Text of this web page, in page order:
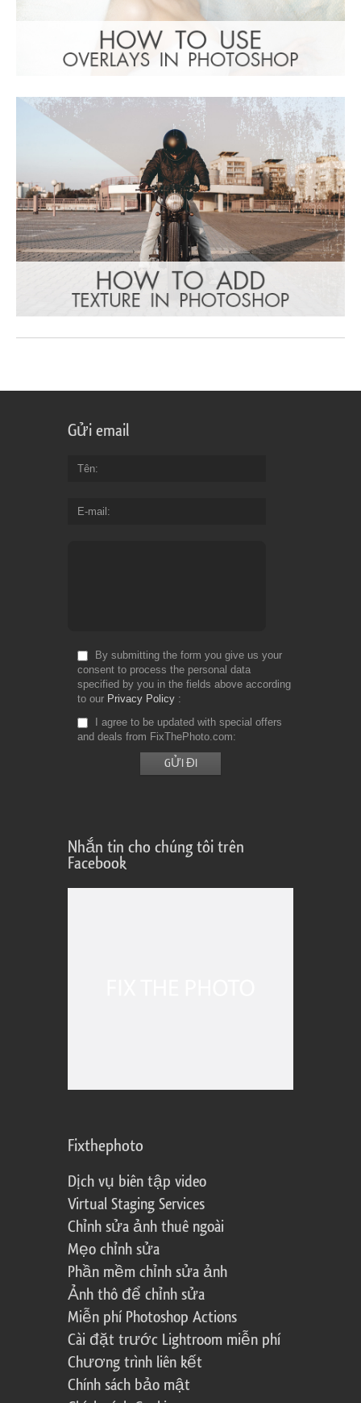
Gửi email
Tên
E-mail
By submitting the form you give us your
consent to process the personal data
specified by you in the fields above according
to our Privacy Policy
I agree to be updated with special offers
and deals from FixThePhoto.com
Nhắn tin cho chúng tôi trên
Facebook
Fixthephoto
Dịch vụ biên tập video
Virtual Staging Services
Chỉnh sửa ảnh thuê ngoài
Mẹo chỉnh sửa
Phần mềm chỉnh sửa ảnh
Ảnh thô để chỉnh sửa
Miễn phí Photoshop Actions
Cài đặt trước Lightroom miễn phí
Chương trình liên kết
Chính sách bảo mật